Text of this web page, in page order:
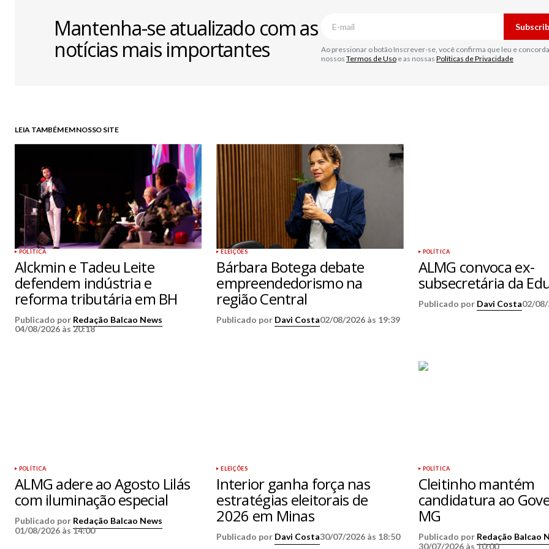
Mantenha-se atualizado com as
notícias mais importantes
Ao pressionar o botão Inscrever-se, você confirma que leu e
nossos Termos de Uso e as nossas Políticas de Privacidade
LEIA TAMBÉM EM NOSSO SITE
POLÍTICA
Alckmin e Tadeu Leite
defendem indústria e
reforma tributária em BH
Publicado por Redação Balcao News
04/08/2026 às 20:18
ELEIÇÕES
Bárbara Botega debate
empreendedorismo na
região Central
Publicado por Davi Costa02/08/2026 às 19:39
POLÍTICA
ALMG convoca ex-
subsecretária da
Publicado por Davi Costa02/08/
POLÍTICA
ALMG adere ao Agosto Lilás
com iluminação especial
Publicado por Redação Balcao News
01/08/2026 às 14:00
ELEIÇÕES
Interior ganha força nas
estratégias eleitorais de
2026 em Minas
Publicado por Davi Costa30/07/2026 às 18:50
POLÍTICA
Cleitinho mantém
candidatura ao
MG
Publicado por Redação Balcao
30/07/2026 às 10:00